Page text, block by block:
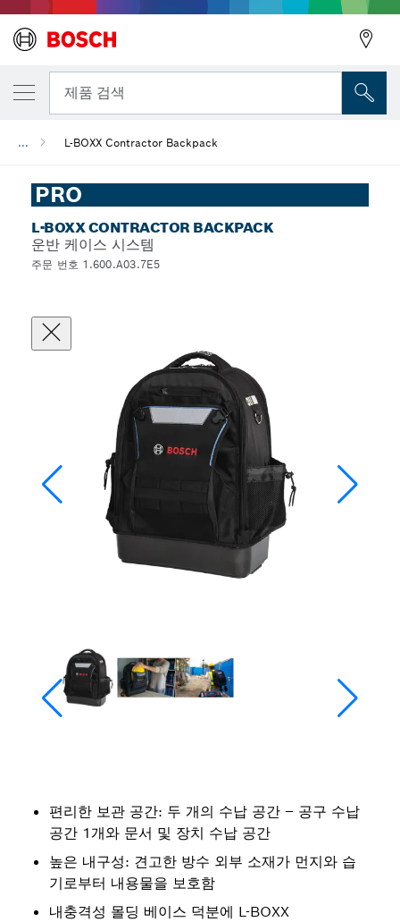
제품 검색
... L-BOXX Contractor Backpack
PRO
L-BOXX CONTRACTOR BACKPACK
운반 케이스 시스템
주문 번호 1.600.A03.7E5
편리한 보관 공간: 두 개의 수납 공간 – 공구 수납
공간 1개와 문서 및 장치 수납 공간
높은 내구성: 견고한 방수 외부 소재가 먼지와 습
기로부터 내용물을 보호함
내충격성 몰딩 베이스 덕분에 L-BOXX